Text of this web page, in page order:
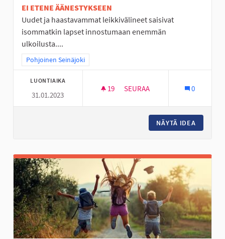
EI ETENE ÄÄNESTYKSEEN
Uudet ja haastavammat leikkivälineet saisivat
isommatkin lapset innostumaan enemmän
ulkoilusta....
Rajaa tulokset teeman mukaan: Pohjoinen Seinäjoki
Pohjoinen Seinäjoki
LUONTIAIKA
31.01.2023
19 19 SEURAAJAA
SEURAA 0
NÄYTÄ IDEA